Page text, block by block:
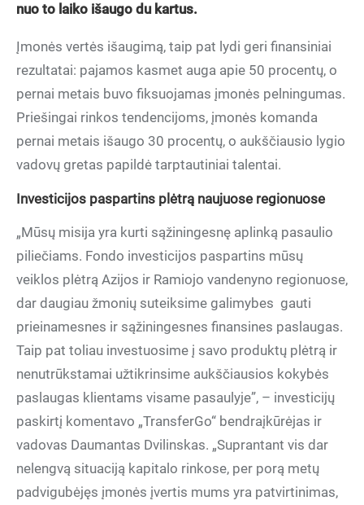
nuo to laiko išaugo du kartus.
Įmonės vertės išaugimą, taip pat lydi geri finansiniai
rezultatai: pajamos kasmet auga apie 50 procentų, o
pernai metais buvo fiksuojamas įmonės pelningumas.
Priešingai rinkos tendencijoms, įmonės komanda
pernai metais išaugo 30 procentų, o aukščiausio lygio
vadovų gretas papildė tarptautiniai talentai.
Investicijos paspartins plėtrą naujuose regionuose
„Mūsų misija yra kurti sąžiningesnę aplinką pasaulio
piliečiams. Fondo investicijos paspartins mūsų
veiklos plėtrą Azijos ir Ramiojo vandenyno regionuose,
dar daugiau žmonių suteiksime galimybes gauti
prieinamesnes ir sąžiningesnes finansines paslaugas.
Taip pat toliau investuosime į savo produktų plėtrą ir
nenutrūkstamai užtikrinsime aukščiausios kokybės
paslaugas klientams visame pasaulyje”, – investicijų
paskirtį komentavo „TransferGo“ bendraįkūrėjas ir
vadovas Daumantas Dvilinskas. „Suprantant vis dar
nelengvą situaciją kapitalo rinkose, per porą metų
padvigubėjęs įmonės įvertis mums yra patvirtinimas,